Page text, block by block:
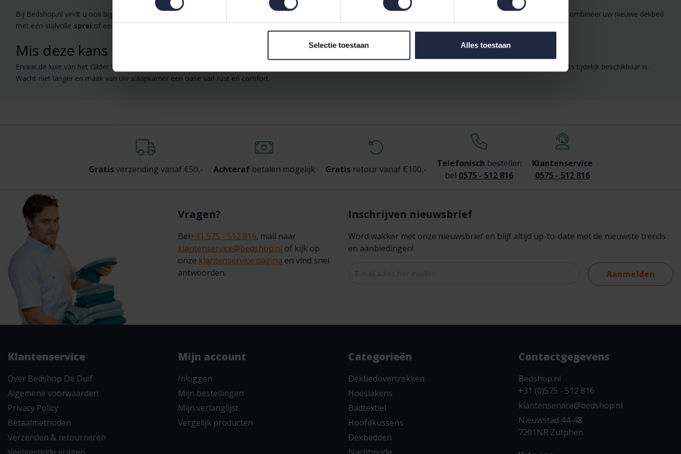
Selectie toestaan Alles toestaan
Bij Bedshop.nl vindt u ook bijpassende dekbedsets hoeslakens
van topmerken zoals Pip Studio, Essenza, Vossen, en Vandyck. Combineer uw nieuwe dekbed
met een stijlvolle sprei of een zachtebadmatvoor een complete slaapkamerervaring.
Mis deze kans niet!
Ervaar de luxe van het Gilder Synth Exclusive enkel Dekbed 240x220 en verbeter uw slaapcomfort aanzienlijk. Bestel nu en geniet van een exclusieve aanbieding die slechts tijdelijk beschikbaar is.
Wacht niet langer en maak van uw slaapkamer een oase van rust en comfort.
Gratisverzending vanaf €50,- Achterafbetalen mogelijk Gratisretour vanaf €100,-
Telefonisch bestellen
bel 0575 - 512 816
Klantenservice
0575 - 512 816
Vragen?
Bel+31 575 - 512 816, mail naar
klantenservice@bedshop.nl of kijk op
onze klantenservice pagina en vind snel
antwoorden.
Inschrijven nieuwsbrief
Word wakker met onze nieuwsbrief en blijf altijd up-to-date met de nieuwste trends
en aanbiedingen!
Aanmelden
Klantenservice
Over Bedshop De Duif
Algemene voorwaarden
Privacy Policy
Betaalmethoden
Verzenden & retourneren
Mijn account
Inloggen
Mijn bestellingen
Mijn verlanglijst
Vergelijk producten
Categorieën
Dekbedovertrekken
Hoeslakens
Badtextiel
Hoofdkussens
Dekbedden
Contactgegevens
Bedshop.nl
+31 (0)575 - 512 816
klantenservice@bedshop.nl
Nieuwstad 44-48
7201NR Zutphen